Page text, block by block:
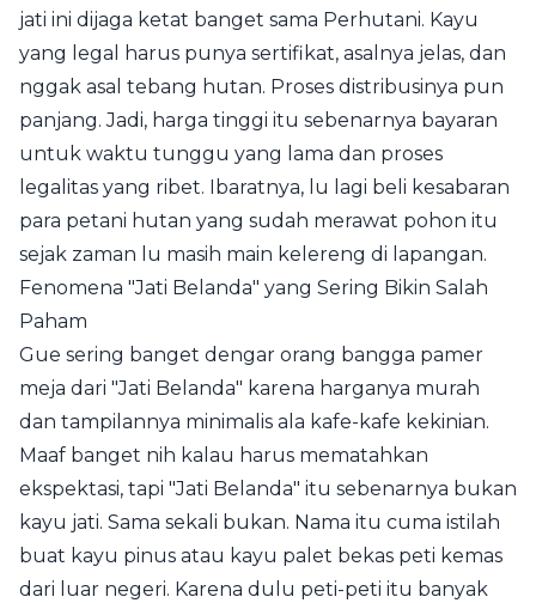
jati ini dijaga ketat banget sama Perhutani. Kayu
yang legal harus punya sertifikat, asalnya jelas, dan
nggak asal tebang hutan. Proses distribusinya pun
panjang. Jadi, harga tinggi itu sebenarnya bayaran
untuk waktu tunggu yang lama dan proses
legalitas yang ribet. Ibaratnya, lu lagi beli kesabaran
para petani hutan yang sudah merawat pohon itu
sejak zaman lu masih main kelereng di lapangan.
Fenomena "Jati Belanda" yang Sering Bikin Salah
Paham
Gue sering banget dengar orang bangga pamer
meja dari "Jati Belanda" karena harganya murah
dan tampilannya minimalis ala kafe-kafe kekinian.
Maaf banget nih kalau harus mematahkan
ekspektasi, tapi "Jati Belanda" itu sebenarnya bukan
kayu jati. Sama sekali bukan. Nama itu cuma istilah
buat kayu pinus atau kayu palet bekas peti kemas
dari luar negeri. Karena dulu peti-peti itu banyak